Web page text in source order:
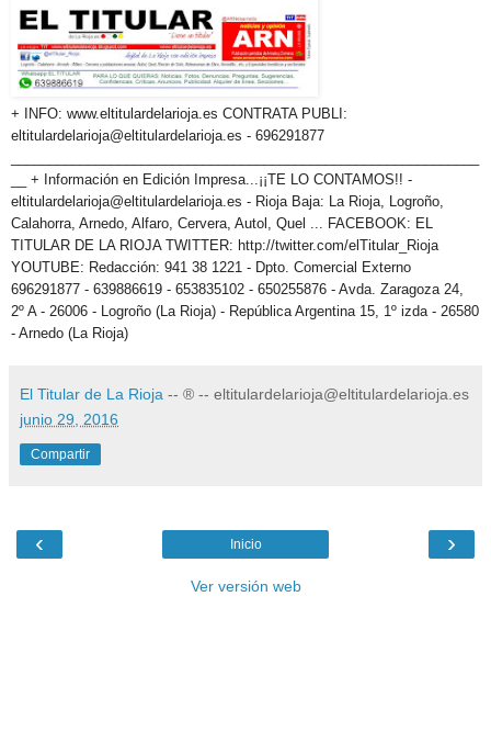
+ INFO: www.eltitulardelarioja.es CONTRATA PUBLI:
eltitulardelarioja@eltitulardelarioja.es - 696291877
__ + Información en Edición Impresa...¡¡TE LO CONTAMOS!! -
eltitulardelarioja@eltitulardelarioja.es - Rioja Baja: La Rioja, Logroño,
Calahorra, Arnedo, Alfaro, Cervera, Autol, Quel ... FACEBOOK: EL
TITULAR DE LA RIOJA TWITTER: http://twitter.com/elTitular_Rioja
YOUTUBE: Redacción: 941 38 1221 - Dpto. Comercial Externo
696291877 - 639886619 - 653835102 - 650255876 - Avda. Zaragoza 24,
2º A - 26006 - Logroño (La Rioja) - República Argentina 15, 1º izda - 26580
- Arnedo (La Rioja)
El Titular de La Rioja -- ® -- eltitulardelarioja@eltitulardelarioja.es
junio 29, 2016
Compartir
‹ ›
Inicio
Ver versión web